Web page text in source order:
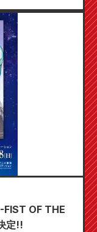
FIST OF THE
定!!